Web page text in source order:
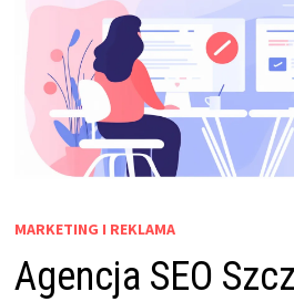
MARKETING I REKLAMA
Agencja SEO